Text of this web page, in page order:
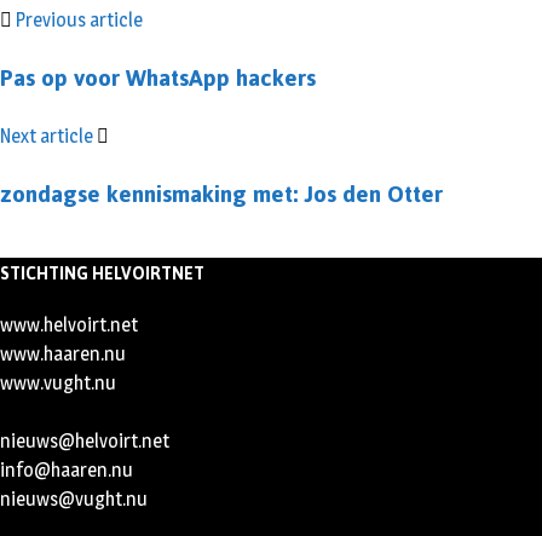
Previous article
Pas op voor WhatsApp hackers
Next article
zondagse kennismaking met: Jos den Otter
STICHTING HELVOIRTNET
www.helvoirt.net
www.haaren.nu
www.vught.nu
nieuws@helvoirt.net
info@haaren.nu
nieuws@vught.nu